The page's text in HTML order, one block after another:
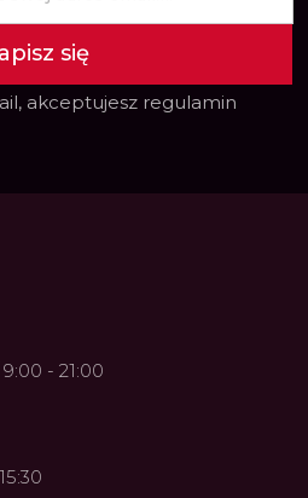
się
akceptujesz regulamin
- 21:00